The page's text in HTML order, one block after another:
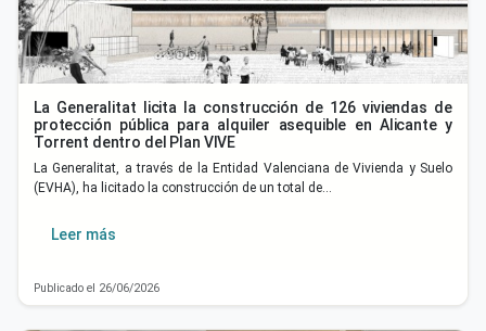
La Generalitat licita la construcción de 126 viviendas de
protección pública para alquiler asequible en Alicante y
Torrent dentro del Plan VIVE
La Generalitat, a través de la Entidad Valenciana de Vivienda y Suelo
(EVHA), ha licitado la construcción de un total de…
Leer más
Publicado el 26/06/2026